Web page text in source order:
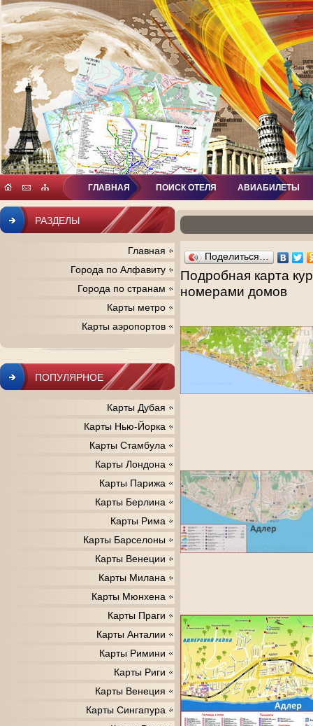
Поделиться…
Подробная карта
номерами домов
РАЗДЕЛЫ
Главная
Города по Алфавиту
Города по странам
Карты метро
Карты аэропортов
ПОПУЛЯРНОЕ
Карты Дубая
Карты Нью-Йорка
Карты Стамбула
Карты Лондона
Карты Парижа
Карты Берлина
Карты Рима
Карты Барселоны
Карты Венеции
Карты Милана
Карты Мюнхена
Карты Праги
Карты Анталии
Карты Римини
Карты Риги
Карты Венеция
Карты Сингапура
ГЛАВНАЯ ПОИСК ОТЕЛЯ АВИАБИЛЕТЫ